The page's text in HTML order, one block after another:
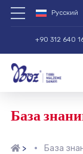
Русский
+90 312 640
База
> База